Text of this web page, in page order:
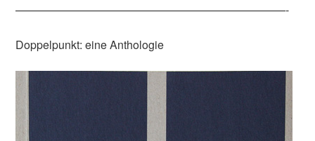
————————————————————————-
Doppelpunkt: eine Anthologie